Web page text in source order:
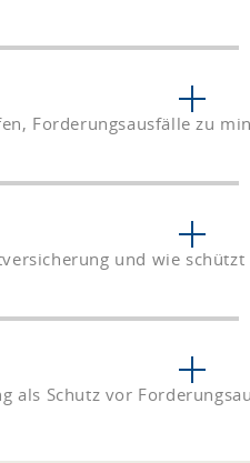
Forderungsausfälle zu
und wie
als Schutz vor